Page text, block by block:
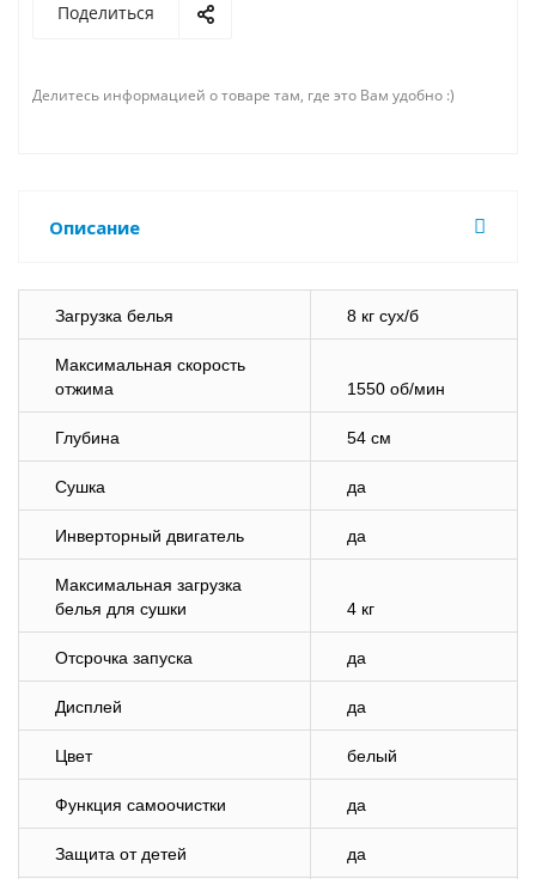
Поделиться
Делитесь информацией о товаре там, где это Вам удобно :)
Описание
Загрузка белья 8 кг сух/б
Максимальная скорость
отжима
1550 об/мин
Глубина 54 см
Сушка да
Инверторный двигатель да
Максимальная загрузка
белья для сушки
4 кг
Отсрочка запуска да
Дисплей да
Цвет белый
Функция самоочистки да
Защита от детей да